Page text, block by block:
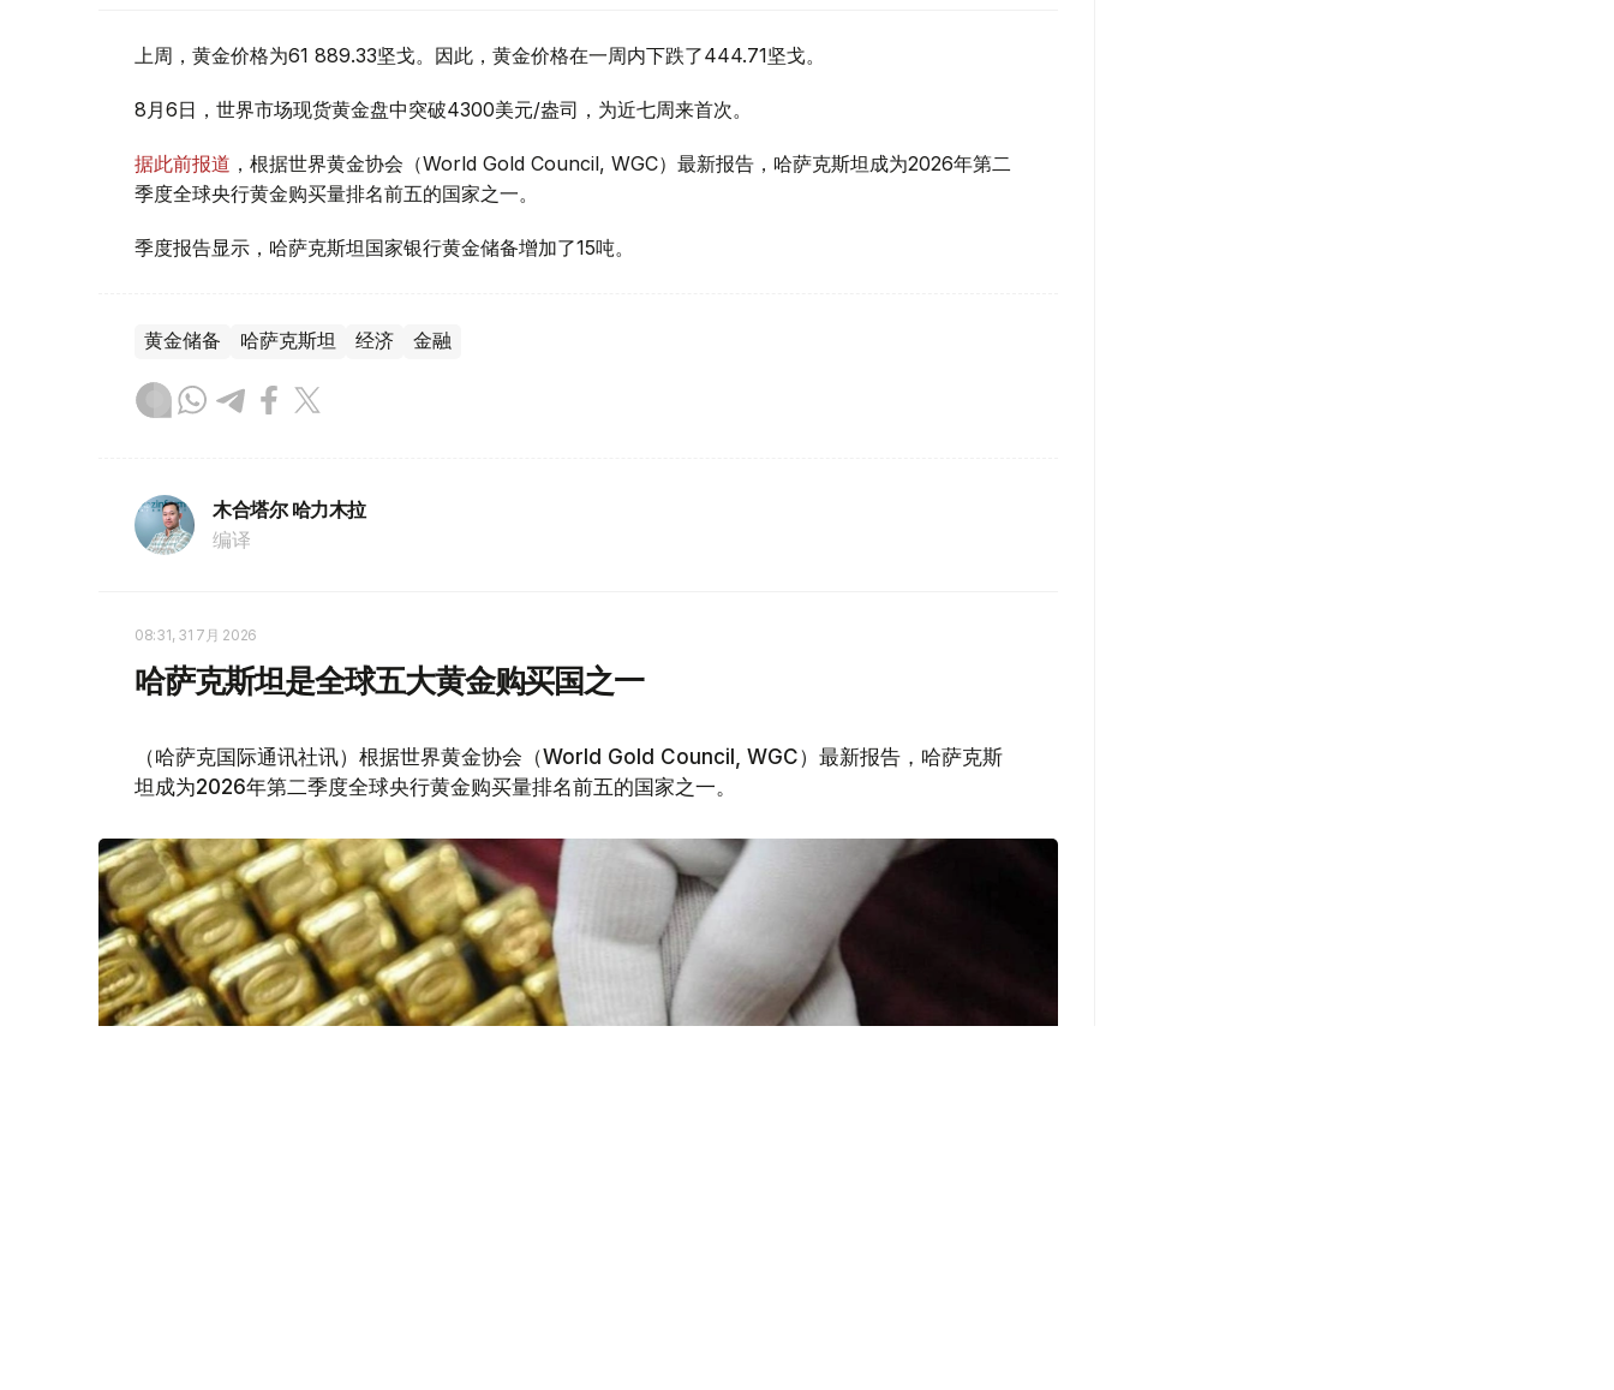
上周，黄金价格为61 889.33坚戈。因此，黄金价格在一周内下跌了444.71坚戈。
8月6日，世界市场现货黄金盘中突破4300美元/盎司，为近七周来首次。
据此前报道 ，根据世界黄金协会（World Gold Council, WGC）最新报告，哈萨克斯坦成为2026年第二
季度全球央行黄金购买量排名前五的国家之一。
季度报告显示，哈萨克斯坦国家银行黄金储备增加了15吨。
黄金储备 哈萨克斯坦 经济 金融
木合塔尔 哈力木拉
编译
08:31, 31 7月 2026
哈萨克斯坦是全球五大黄金购买国之一
（哈萨克国际通讯社讯）根据世界黄金协会（World Gold Council, WGC）最新报告，哈萨克斯
坦成为2026年第二季度全球央行黄金购买量排名前五的国家之一。